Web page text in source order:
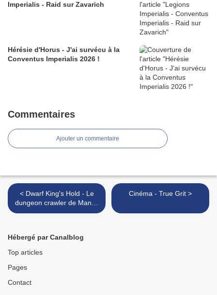
Imperialis - Raid sur Zavarich
Hérésie d'Horus - J'ai survécu à la
Conventus Imperialis 2026 !
Commentaires
Ajouter un commentaire
< Dwarf King's Hold - Le
dungeon crawler de Mantic
Games
Cinéma - True Grit >
Hébergé par Canalblog
Top articles
Pages
Contact